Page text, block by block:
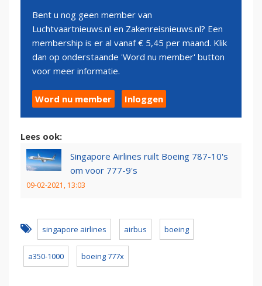
Bent u nog geen member van
Luchtvaartnieuws.nl en Zakenreisnieuws.nl? Een
membership is er al vanaf € 5,45 per maand. Klik
dan op onderstaande 'Word nu member' button
voor meer informatie.
Word nu member Inloggen
Lees ook:
Singapore Airlines ruilt Boeing 787-10's
om voor 777-9's
09-02-2021, 13:03
singapore airlines airbus boeing
a350-1000 boeing 777x